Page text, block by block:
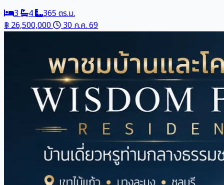
3
4
365 ตร.ม.
฿ 26,500,000
30 ก.ค. 69